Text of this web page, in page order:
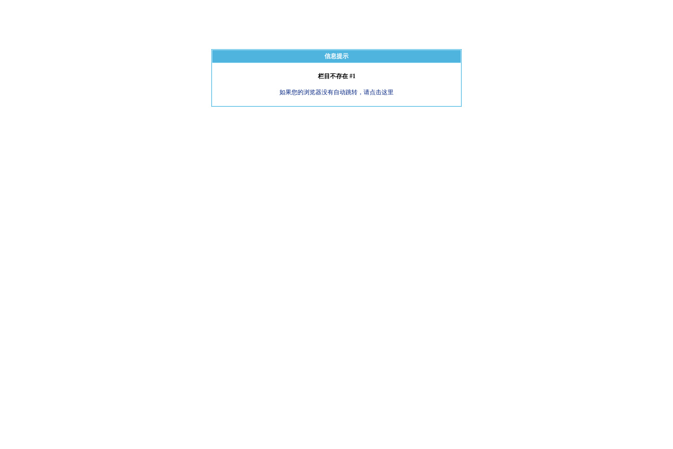
信息提示
栏目不存在 #1
如果您的浏览器没有自动跳转，请点击这里